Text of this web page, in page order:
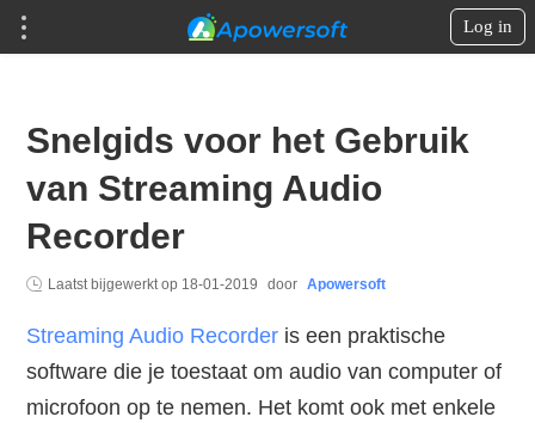
Log in
Snelgids voor het Gebruik
van Streaming Audio
Recorder
Laatst bijgewerkt op 18-01-2019 door Apowersoft
Streaming Audio Recorder is een praktische
software die je toestaat om audio van computer of
microfoon op te nemen. Het komt ook met enkele